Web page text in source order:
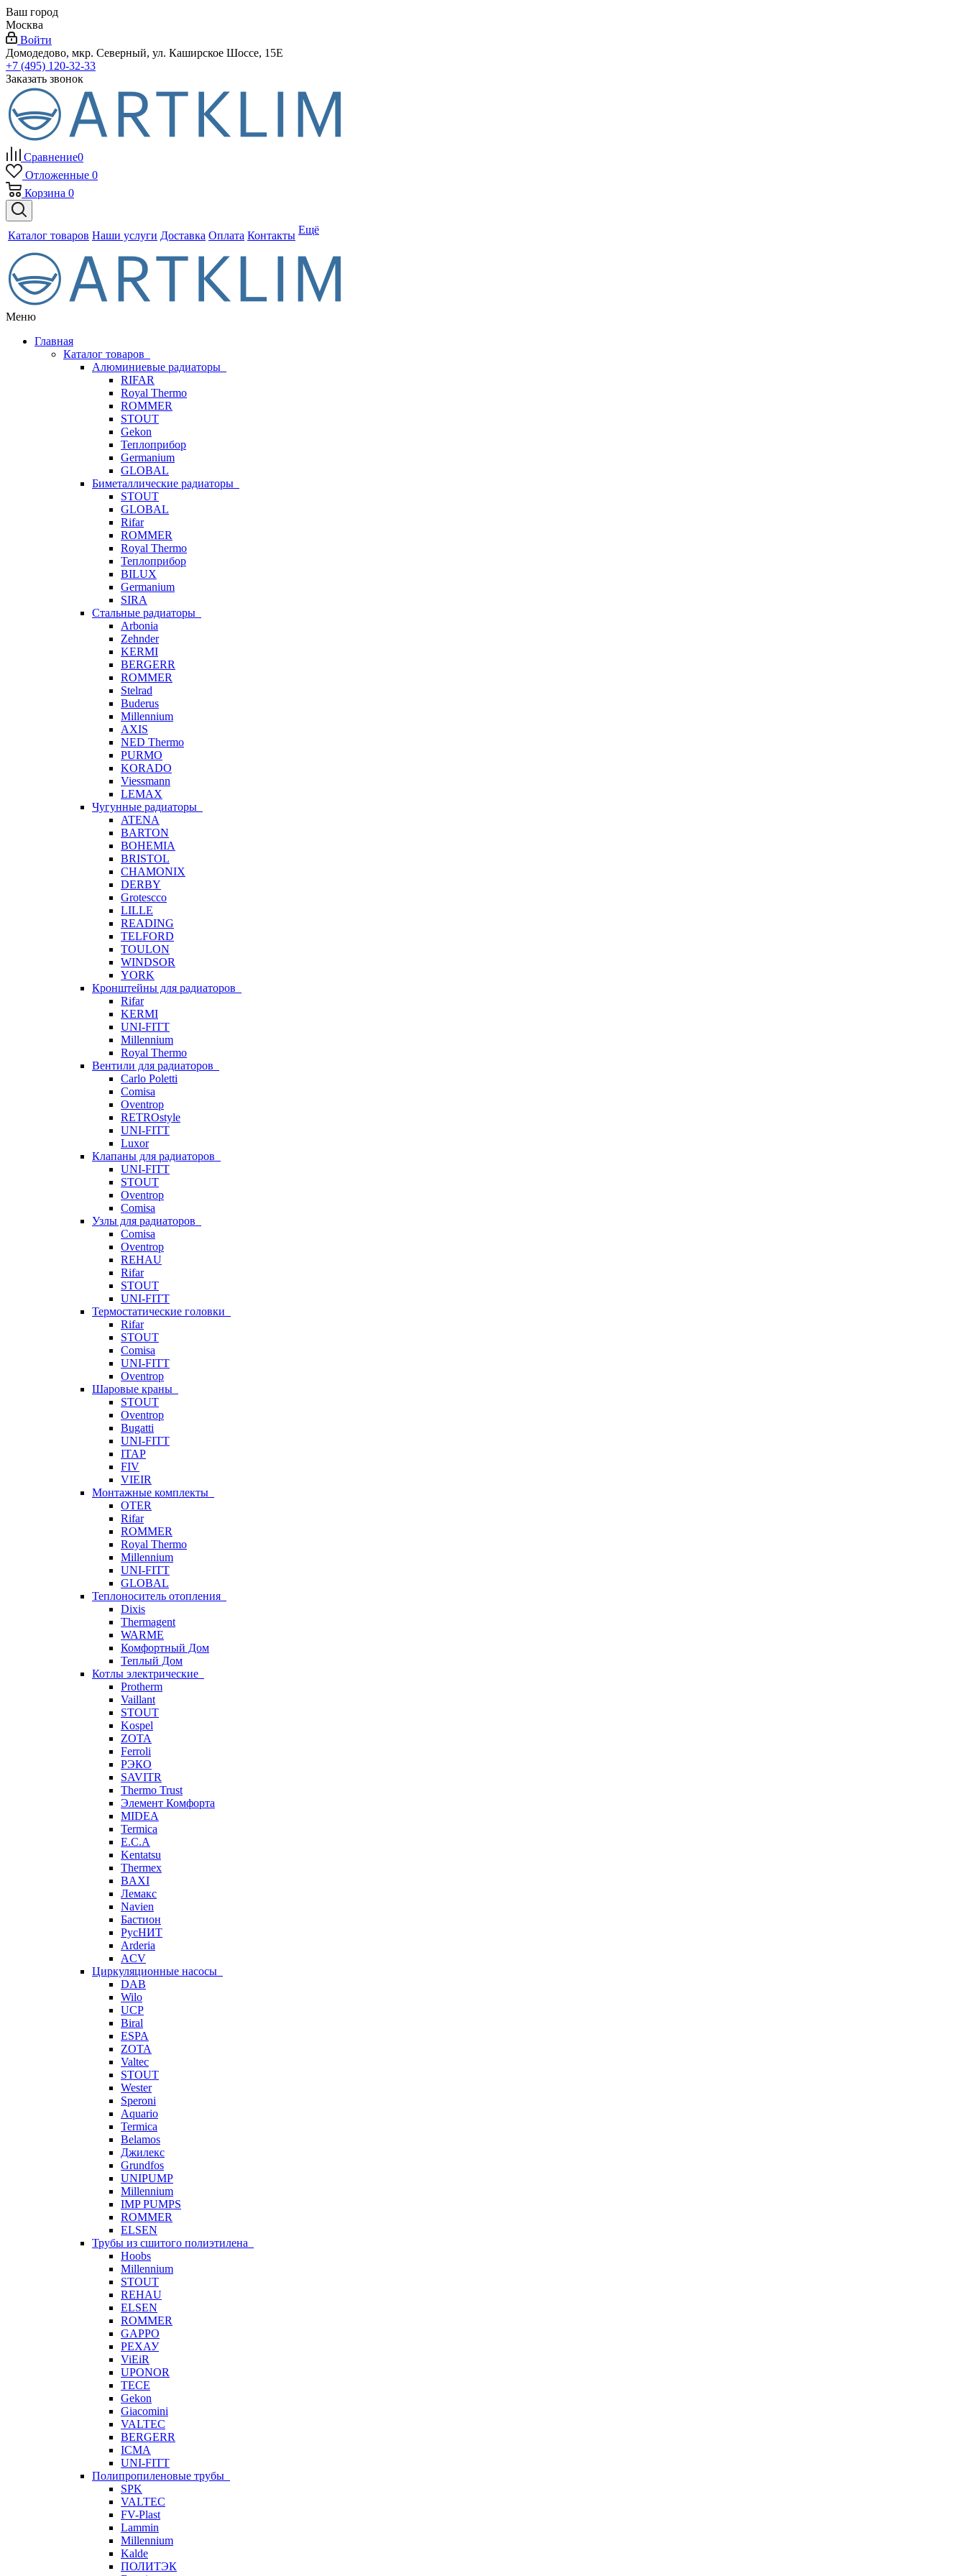
Ваш город
Москва
Войти
Домодедово, мкр. Северный, ул. Каширское Шоссе, 15Е
+7 (495) 120-32-33
Заказать звонок
Сравнение0
Отложенные 0
Корзина 0
Каталог товаров Наши услуги Доставка Оплата Контакты Ещё
Меню
Главная
Каталог товаров
Алюминиевые радиаторы
RIFAR
Royal Thermo
ROMMER
STOUT
Gekon
Теплоприбор
Germanium
GLOBAL
Биметаллические радиаторы
STOUT
GLOBAL
Rifar
ROMMER
Royal Thermo
Теплоприбор
BILUX
Germanium
SIRA
Стальные радиаторы
Arbonia
Zehnder
KERMI
BERGERR
ROMMER
Stelrad
Buderus
Millennium
AXIS
NED Thermo
PURMO
KORADO
Viessmann
LEMAX
Чугунные радиаторы
ATENA
BARTON
BOHEMIA
BRISTOL
CHAMONIX
DERBY
Grotescco
LILLE
READING
TELFORD
TOULON
WINDSOR
YORK
Кронштейны для радиаторов
Rifar
KERMI
UNI-FITT
Millennium
Royal Thermo
Вентили для радиаторов
Carlo Poletti
Comisa
Oventrop
RETROstyle
UNI-FITT
Luxor
Клапаны для радиаторов
UNI-FITT
STOUT
Oventrop
Comisa
Узлы для радиаторов
Comisa
Oventrop
REHAU
Rifar
STOUT
UNI-FITT
Термостатические головки
Rifar
STOUT
Comisa
UNI-FITT
Oventrop
Шаровые краны
STOUT
Oventrop
Bugatti
UNI-FITT
ITAP
FIV
VIEIR
Монтажные комплекты
OTER
Rifar
ROMMER
Royal Thermo
Millennium
UNI-FITT
GLOBAL
Теплоноситель отопления
Dixis
Thermagent
WARME
Комфортный Дом
Теплый Дом
Котлы электрические
Protherm
Vaillant
STOUT
Kospel
ZOTA
Ferroli
РЭКО
SAVITR
Thermo Trust
Элемент Комфорта
MIDEA
Termica
E.C.A
Kentatsu
Thermex
BAXI
Лемакс
Navien
Бастион
РусНИТ
Arderia
ACV
Циркуляционные насосы
DAB
Wilo
UCP
Biral
ESPA
ZOTA
Valtec
STOUT
Wester
Speroni
Aquario
Termica
Belamos
Джилекс
Grundfos
UNIPUMP
Millennium
IMP PUMPS
ROMMER
ELSEN
Трубы из сшитого полиэтилена
Hoobs
Millennium
STOUT
REHAU
ELSEN
ROMMER
GAPPO
РЕХАУ
ViEiR
UPONOR
TECE
Gekon
Giacomini
VALTEC
BERGERR
ICMA
UNI-FITT
Полипропиленовые трубы
SPK
VALTEC
FV-Plast
Lammin
Millennium
Kalde
ПОЛИТЭК